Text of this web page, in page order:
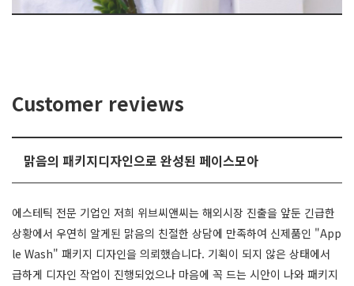
Customer reviews
맑음의 패키지디자인으로 완성된 페이스모아
에스테틱 전문 기업인 저희 위브씨앤씨는 해외시장 진출을 앞둔 긴급한
상황에서 우연히 알게된 맑음의 친절한 상담에 만족하여 신제품인 "App
le Wash" 패키지 디자인을 의뢰했습니다. 기획이 되지 않은 상태에서
급하게 디자인 작업이 진행되었으나 마음에 꼭 드는 시안이 나와 패키지